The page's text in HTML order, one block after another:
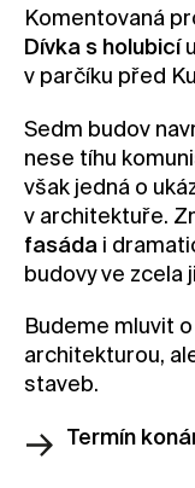
Kontakt
Novinky
Pronájem prostor
Volné pozice
Komentovaná
Dívka s holubicí
v parčíku před
Sedm budov
nese tíhu
však jedná o
v architektuře.
fasáda i
budovy ve zcela
Budeme mluvit
architekturou,
staveb.
Termín